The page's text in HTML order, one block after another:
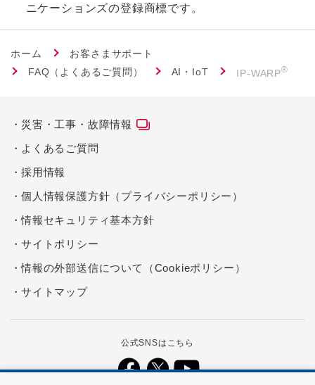
ニケーションズの登録商標です。
ホーム
お客さまサポート
FAQ（よくあるご質問）
AI・IoT IP-WARP®
災害・工事・故障情報
よくあるご質問
採用情報
個人情報保護方針（プライバシーポリシー）
情報セキュリティ基本方針
サイトポリシー
情報の外部送信について（Cookieポリシー）
サイトマップ
公式SNSはこちら